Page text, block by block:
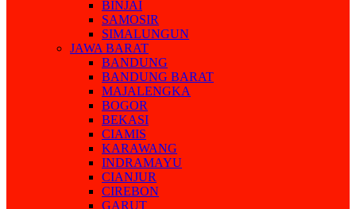
BINJAI
SAMOSIR
SIMALUNGUN
JAWA BARAT
BANDUNG
BANDUNG BARAT
MAJALENGKA
BOGOR
BEKASI
CIAMIS
KARAWANG
INDRAMAYU
CIANJUR
CIREBON
GARUT